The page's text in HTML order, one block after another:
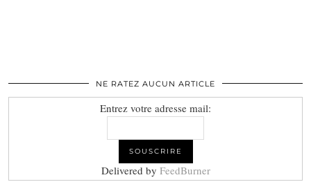
NE RATEZ AUCUN ARTICLE
Entrez votre adresse mail:
Delivered by FeedBurner